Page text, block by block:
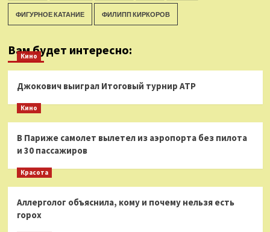
ФИГУРНОЕ КАТАНИЕ ФИЛИПП КИРКОРОВ
Вам будет интересно:
Кино
Джокович выиграл Итоговый турнир ATP
Кино
В Париже самолет вылетел из аэропорта без пилота
и 30 пассажиров
Красота
Аллерголог объяснила, кому и почему нельзя есть
горох